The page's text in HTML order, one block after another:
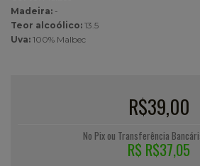
Madeira: -
Teor alcoólico: 13.5
Uva: 100% Malbec
R$39,00
No Pix ou Transferência
R$ R$37,05